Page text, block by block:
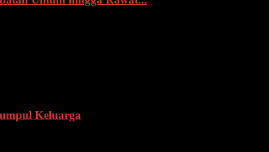
Keluarga